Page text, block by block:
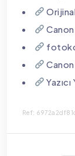
Canon
Ref: